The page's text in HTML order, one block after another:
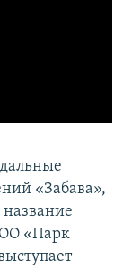
«Забава»,
название
«Парк